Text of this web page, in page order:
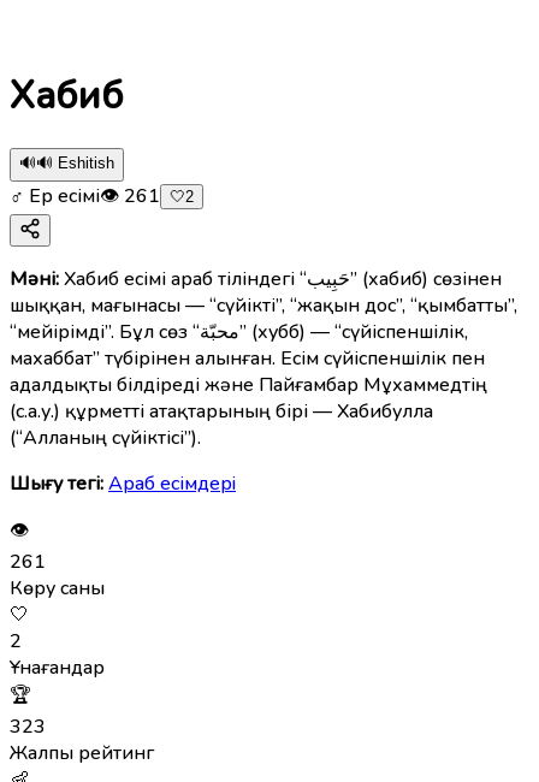
Хабиб
🔊🔊 Eshitish
♂ Ер есімі👁 261 🤍2
Мәні:Хабиб есімі араб тіліндегі “حَبِيب” (хабиб) сөзінен
шыққан, мағынасы — “сүйікті”, “жақын дос”, “қымбатты”,
“мейірімді”. Бұл сөз “محبّة” (хубб) — “сүйіспеншілік,
махаббат” түбірінен алынған. Есім сүйіспеншілік пен
адалдықты білдіреді және Пайғамбар Мұхаммедтің
(с.а.у.) құрметті атақтарының бірі — Хабибулла
(“Алланың сүйіктісі”).
Шығу тегі:Араб есімдерi
👁
261
Көру саны
🤍
2
Ұнағандар
🏆
323
Жалпы рейтинг